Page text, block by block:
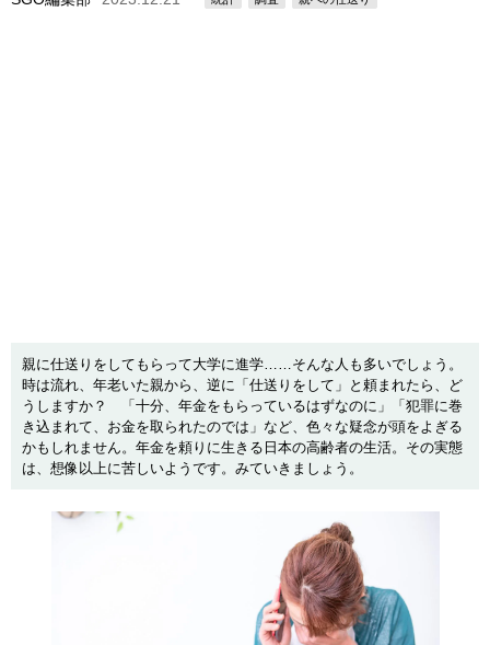
親に仕送りをしてもらって大学に進学……そんな人も多いでしょう。
時は流れ、年老いた親から、逆に「仕送りをして」と頼まれたら、ど
うしますか？ 「十分、年金をもらっているはずなのに」「犯罪に巻
き込まれて、お金を取られたのでは」など、色々な疑念が頭をよぎる
かもしれません。年金を頼りに生きる日本の高齢者の生活。その実態
は、想像以上に苦しいようです。みていきましょう。